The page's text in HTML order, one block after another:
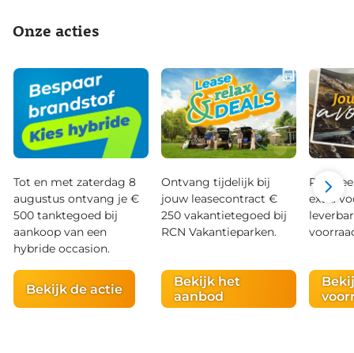
Onze acties
Tot en met zaterdag 8
augustus ontvang je €
500 tanktegoed bij
aankoop van een
hybride occasion.
Bekijk de actie
Ontvang tijdelijk bij
jouw leasecontract €
250 vakantietegoed bij
RCN Vakantieparken.
Bekijk het
aanbod
extra